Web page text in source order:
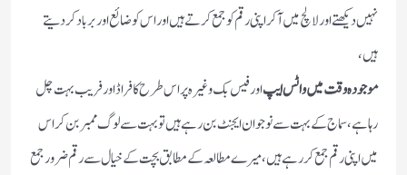
نہیں دیکھتے اور لالچ میں آکر اپنی رقم کو جمع کرتے ہیں اور اس کو ضائع اور برباد کر دیتے
ہیں ،
موجودہ وقت میں واٹس ایپاور فیس بک وغیرہ پر اس طرح کا فراڈ اور فریب بہت چل
رہا ہے ، سماج کے بہت سے نوجوان ایجنٹ بن رہے ہیں تو بہت سے لوگ ممبر بن کر اس
میں اپنی رقم جمع کر رہے ہیں ، میرے مطالعہ کے مطابق بچت کے خیال سے رقم ضرور جمع